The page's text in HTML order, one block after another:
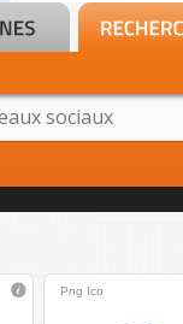
Png Ico